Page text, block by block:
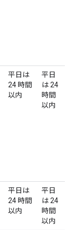
平日は
24 時間
以内
平日
は 24
時間
以内
平日は
24 時間
以内
平日
は 24
時間
以内